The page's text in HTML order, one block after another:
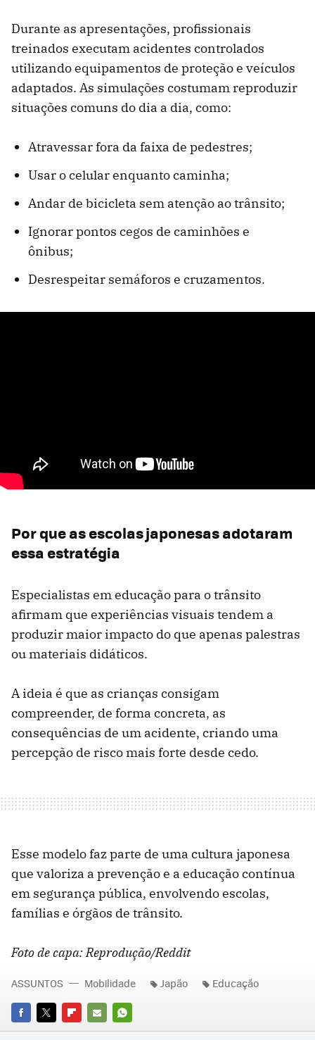
Durante as apresentações, profissionais
treinados executam acidentes controlados
utilizando equipamentos de proteção e veículos
adaptados. As simulações costumam reproduzir
situações comuns do dia a dia, como:
Atravessar fora da faixa de pedestres;
Usar o celular enquanto caminha;
Andar de bicicleta sem atenção ao trânsito;
Ignorar pontos cegos de caminhões e
ônibus;
Desrespeitar semáforos e cruzamentos.
Por que as escolas japonesas adotaram
essa estratégia
Especialistas em educação para o trânsito
afirmam que experiências visuais tendem a
produzir maior impacto do que apenas palestras
ou materiais didáticos.
A ideia é que as crianças consigam
compreender, de forma concreta, as
consequências de um acidente, criando uma
percepção de risco mais forte desde cedo.
Esse modelo faz parte de uma cultura japonesa
que valoriza a prevenção e a educação contínua
em segurança pública, envolvendo escolas,
famílias e órgãos de trânsito.
Foto de capa: Reprodução/Reddit
FACEBOOK
TWITTERFLIPBOARD
E-
WHATSAPP
ASSUNTOS Mobilidade Japão Educação